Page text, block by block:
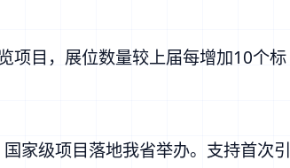
项目，展位数量较上届每增加10个标
家级项目落地我省举办。支持首次引